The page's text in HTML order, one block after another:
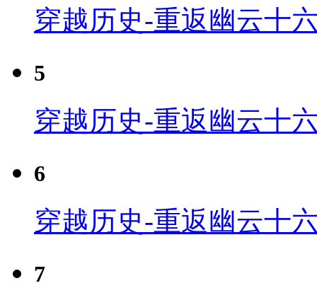
穿越历史-重返幽云十
5
穿越历史-重返幽云十
6
穿越历史-重返幽云十
7